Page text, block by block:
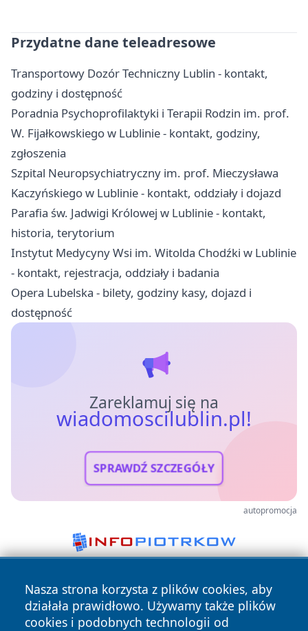
Przydatne dane teleadresowe
Transportowy Dozór Techniczny Lublin - kontakt,
godziny i dostępność
Poradnia Psychoprofilaktyki i Terapii Rodzin im. prof.
W. Fijałkowskiego w Lublinie - kontakt, godziny,
zgłoszenia
Szpital Neuropsychiatryczny im. prof. Mieczysława
Kaczyńskiego w Lublinie - kontakt, oddziały i dojazd
Parafia św. Jadwigi Królowej w Lublinie - kontakt,
historia, terytorium
Instytut Medycyny Wsi im. Witolda Chodźki w Lublinie
- kontakt, rejestracja, oddziały i badania
Opera Lubelska - bilety, godziny kasy, dojazd i
dostępność
Zareklamuj się na
wiadomoscilublin.pl!
SPRAWDŹ SZCZEGÓŁY
autopromocja
Nasza strona korzysta z plików cookies, aby
działała prawidłowo. Używamy także plików
cookies i podobnych technologii od